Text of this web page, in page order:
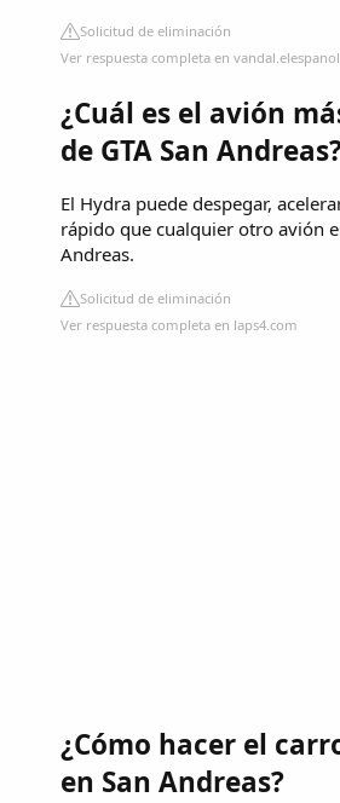
Solicitud de eliminación
Ver respuesta completa en
¿Cuál es el avión
de GTA San
El Hydra puede despegar,
rápido que cualquier otro avión
Andreas.
Solicitud de eliminación
Ver respuesta completa en laps4.com
¿Cómo hacer el
en San Andreas?